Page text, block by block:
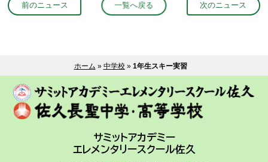
前のニュース 一覧へ戻る 次のニュース
ホーム » 中学校» 1年生スキー実習
サミットアカデミー
エレメンタリースクール佐久